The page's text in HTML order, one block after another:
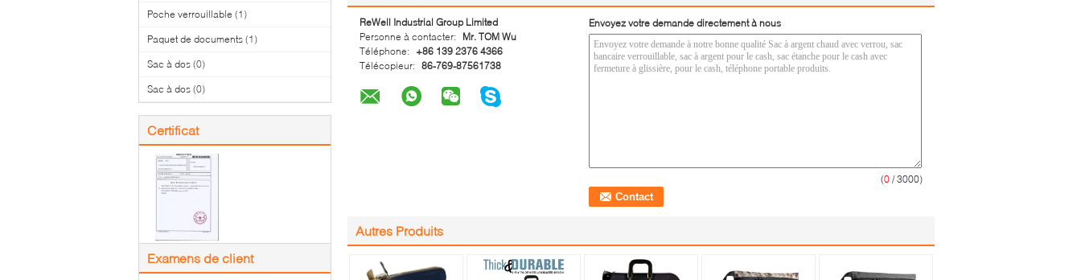
Poche verrouillable (1)
Paquet de documents (1)
Sac à dos (0)
Sac à dos (0)
Certificat
Examens de client
ReWell Industrial Group Limited
Personne à contacter:
Mr. TOM Wu
Téléphone:
+86 139 2376 4366
Télécopieur: 86-769-87561738
Envoyez votre demande directement à nous
(0 / 3000)
Autres Produits